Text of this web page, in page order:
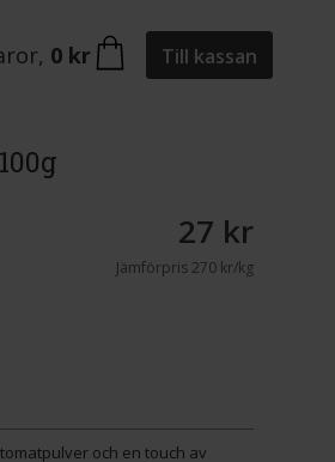
, 0 kr Till kassan
27 kr
Jämförpris270 kr/kg
och en touch av